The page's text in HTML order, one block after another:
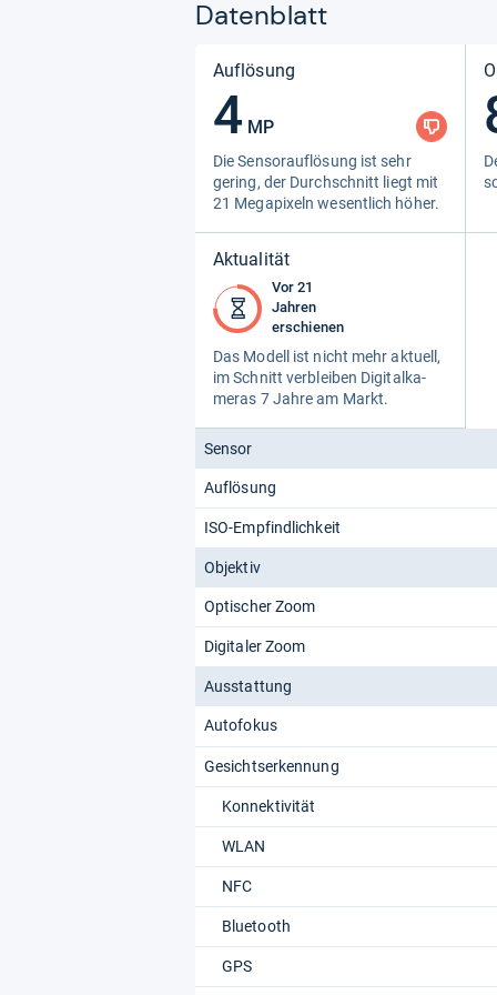
Datenblatt
Auflösung
4 MP
Die Sen­sorauf­lö­sung ist sehr
gering, der Durch­schnitt liegt mit
21 Mega­pi­xeln wesent­lich höher.
Aktualität
Vor 21
Jahren
erschienen
Das Modell ist nicht mehr aktu­ell,
im Schnitt ver­blei­ben Digi­tal­ka­
me­ras 7 Jahre am Markt.
Sensor
Auflösung
ISO-Empfindlichkeit
Objektiv
Optischer Zoom
Digitaler Zoom
Ausstattung
Autofokus
Gesichtserkennung
Konnektivität
WLAN
NFC
Bluetooth
GPS